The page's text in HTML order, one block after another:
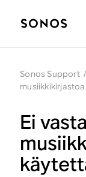
Sonos Support /
Ei